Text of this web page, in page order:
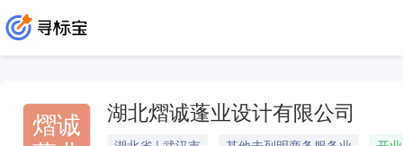
熠诚 湖北熠诚蓬业设计有限公司